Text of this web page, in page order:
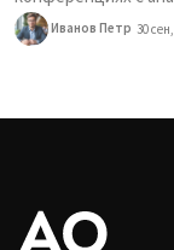
Иванов Петр 30